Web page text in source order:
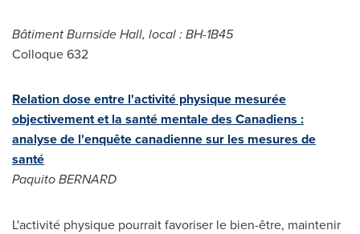
Bâtiment Burnside Hall, local : BH-1B45
Colloque 632
Relation dose entre l'activité physique mesurée
objectivement et la santé mentale des Canadiens :
analyse de l'enquête canadienne sur les mesures de
santé
Paquito BERNARD
L'activité physique pourrait favoriser le bien-être, maintenir